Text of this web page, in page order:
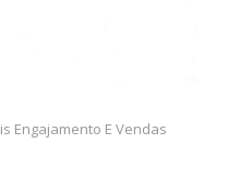
Engajamento E Vendas